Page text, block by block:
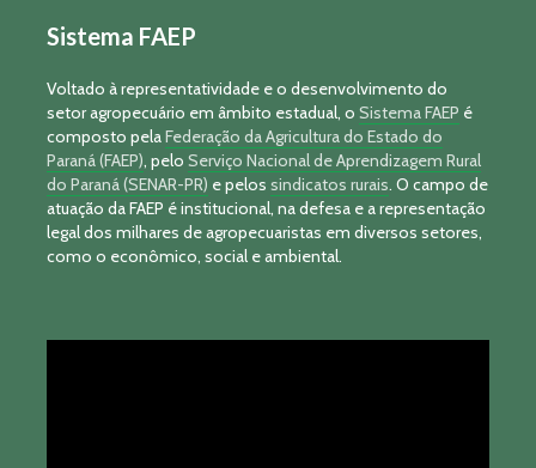
Sistema FAEP
Voltado à representatividade e o desenvolvimento do
setor agropecuário em âmbito estadual, o Sistema FAEP é
composto pelaFederação da Agricultura do Estado do
Paraná (FAEP), pelo Serviço Nacional de Aprendizagem Rural
do Paraná (SENAR-PR) e pelos sindicatos rurais. O campo de
atuação da FAEP é institucional, na defesa e a representação
legal dos milhares de agropecuaristas em diversos setores,
como o econômico, social e ambiental.